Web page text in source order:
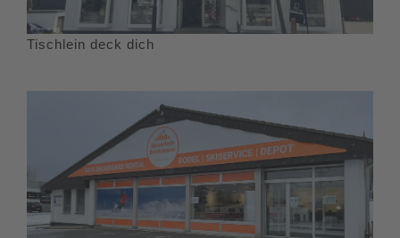
Tischlein deck dich